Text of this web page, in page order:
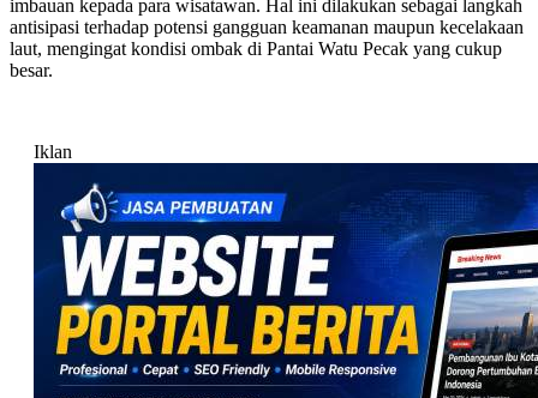
imbauan kepada para wisatawan. Hal ini dilakukan sebagai langkah
antisipasi terhadap potensi gangguan keamanan maupun kecelakaan
laut, mengingat kondisi ombak di Pantai Watu Pecak yang cukup
besar.
Iklan